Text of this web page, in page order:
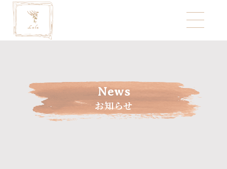
News
お知らせ